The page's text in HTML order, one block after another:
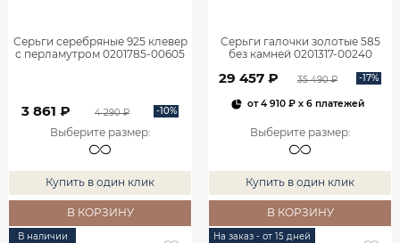
Серьги серебряные 925 клевер
с перламутром 0201785-00605
3 861 ₽ 4 290 ₽ -10%
Выберите размер:
Купить в один клик
В КОРЗИНУ
Серьги галочки золотые 585
без камней 0201317-00240
29 457 ₽ 35 490 ₽ -17%
от4 910 ₽x 6 платежей
Выберите размер:
Купить в один клик
В КОРЗИНУ
В наличии На заказ - от 15 дней